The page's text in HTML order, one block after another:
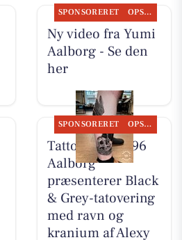
SPONSORERET OPSLAGSTAVLEN
Ny video fra Yumi
Aalborg - Se den
her
SPONSORERET OPSLAGSTAVLEN
Tattoo Studio 96
Aalborg
præsenterer Black
& Grey-tatovering
med ravn og
kranium af Alexy